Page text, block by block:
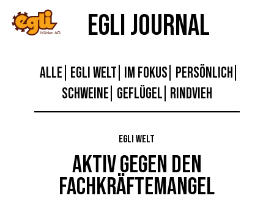
EGLI JOURNAL
ALLE EGLI WELT IM FOKUS
PERSÖNLICH
SCHWEINE GEFLÜGEL RINDVIEH
EGLI WELT
AKTIV GEGEN DEN
FACHKRÄFTEMANGEL